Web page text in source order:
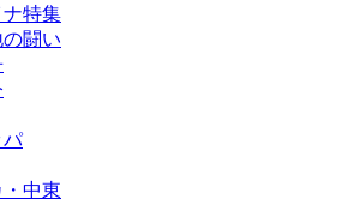
ナ特集
の闘い
パ
中東